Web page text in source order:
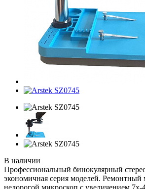
В наличии
Профессиональный бинокулярный
экономичная серия моделей. Ремонтный
недорогой микроскоп с увеличением 7x-